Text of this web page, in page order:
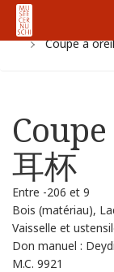
ホーム
Coupe à
耳杯
Entre -206 et 9
Bois (matériau),
Vaisselle et
Don manuel :
M.C. 9921